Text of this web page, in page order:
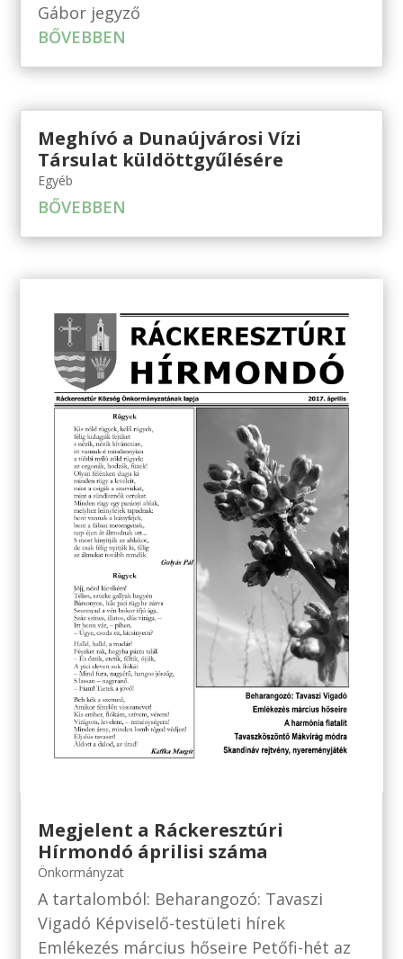
Gábor jegyző
BŐVEBBEN
Meghívó a Dunaújvárosi Vízi
Társulat küldöttgyűlésére
Egyéb
BŐVEBBEN
Megjelent a Ráckeresztúri
Hírmondó áprilisi száma
Önkormányzat
A tartalomból: Beharangozó: Tavaszi
Vigadó Képviselő-testületi hírek
Emlékezés március hőseire Petőfi-hét az